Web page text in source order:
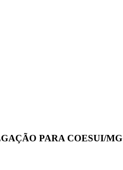
PARA COESUI/MG